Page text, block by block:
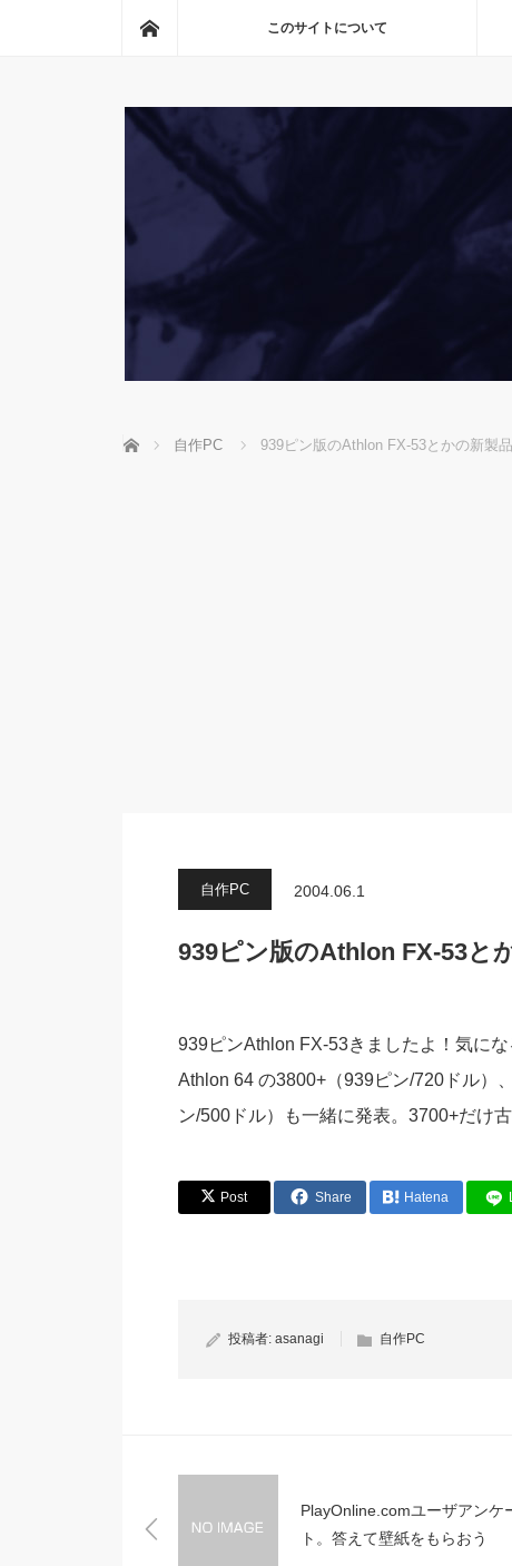
このサイトについて
ホーム 自作PC 939ピン版のAthlon FX-53とかの新製
自作PC 2004.06.1
939ピン版のAthlon FX-53と
939ピンAthlon FX-53きましたよ！気に
Athlon 64 の3800+（939ピン/720ドル）
ン/500ドル）も一緒に発表。3700+だけ
Post Share Hatena
投稿者: asanagi 自作PC
PlayOnline.comユーザアンケ
ト。答えて壁紙をもらおう